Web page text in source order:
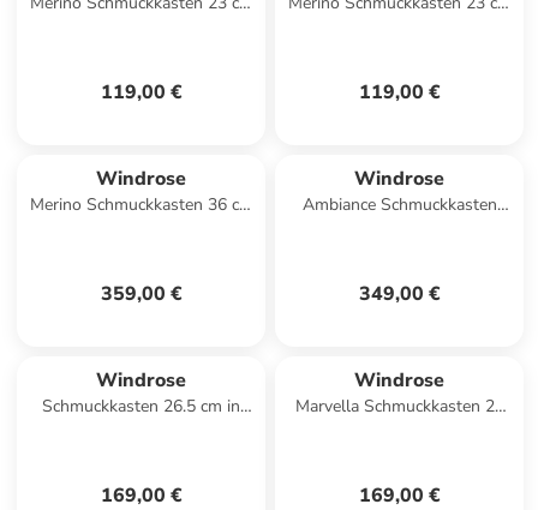
119,00 € 119,00 €
Windrose
Merino Schmuckkasten 36 cm
359,00 €
Windrose
Ambiance Schmuckkasten
349,00 €
Windrose
Schmuckkasten 26.5 cm in
169,00 €
Windrose
Marvella Schmuckkasten 21
169,00 €